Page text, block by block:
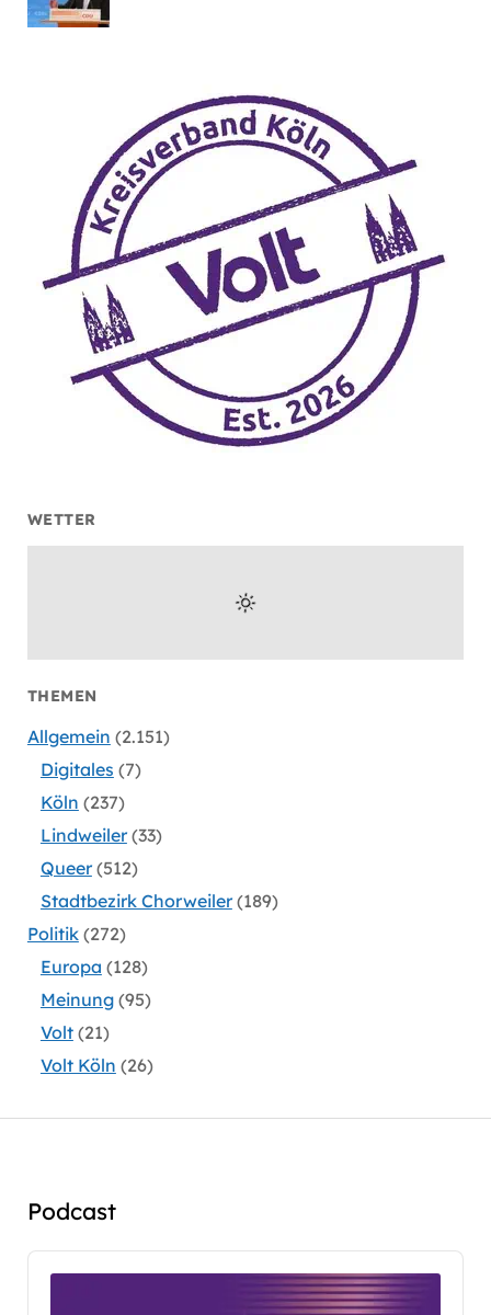
WETTER
THEMEN
Allgemein (2.151)
Digitales (7)
Köln (237)
Lindweiler(33)
Queer(512)
Stadtbezirk Chorweiler(189)
Politik(272)
Europa (128)
Meinung(95)
Volt(21)
Volt Köln (26)
Podcast
Audio
Player